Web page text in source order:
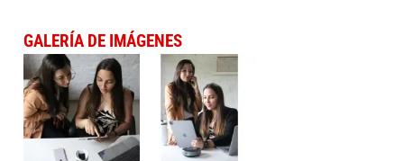
GALERÍA DE IMÁGENES